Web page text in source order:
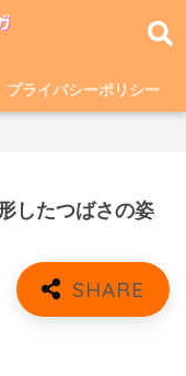
プライバシーポリシー
したつばさの姿